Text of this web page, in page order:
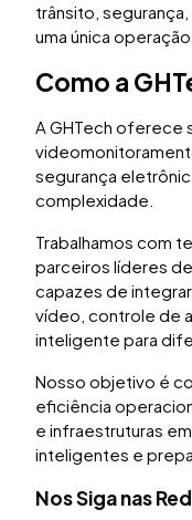
trânsito,
uma única
Como a
A GHTech oferece
segurança
complexidade.
Trabalhamos com
parceiros líderes
capazes de
vídeo, controle de
inteligente para
Nosso objetivo é
eficiência
e infraestruturas
inteligentes e
Nos Siga nas